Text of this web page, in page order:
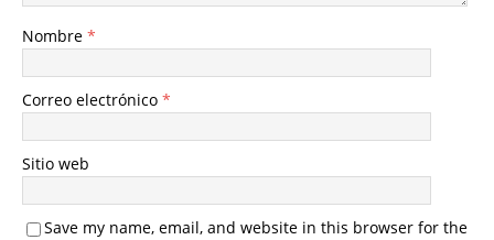
Nombre *
Correo electrónico *
Sitio web
Save my name, email, and website in this browser for the